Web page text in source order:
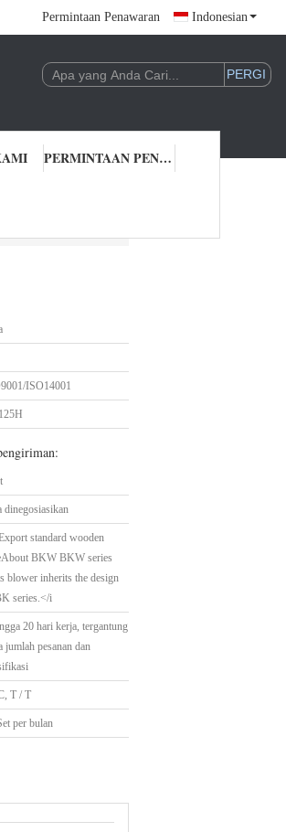
Permintaan Penawaran Indonesian
PERMINTAAN PENAWARAN
ISO14001
dinegosiasikan
standard wooden
BKW BKW series
blower inherits the design
series.</i
20 hari kerja, tergantung
jumlah pesanan dan
T / T
per bulan